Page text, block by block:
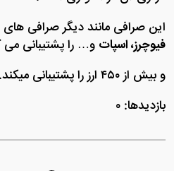
این صرافی مانند دیگر صرافی های
فیوچرز، اسپات و… را پشتیبانی می
و بیش از ۴۵۰ ارز را پشتیبانی میکند.
بازدیدها: ۰